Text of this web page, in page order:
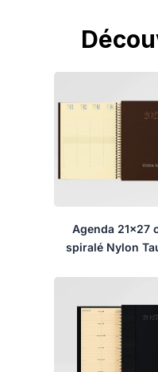
Agenda 21×27
spiralé Nylon